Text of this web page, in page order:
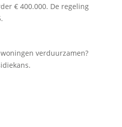
€ 400.000. De regeling
verduurzamen?